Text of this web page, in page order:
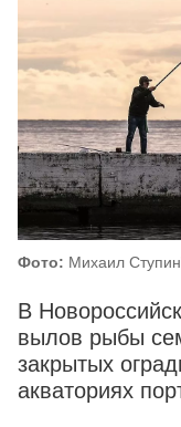
Фото: Михаил
В
вылов рыбы
закрытых
акваториях